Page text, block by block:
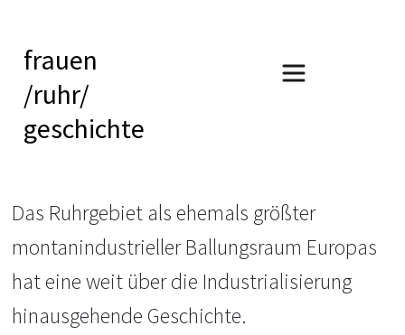
frauen
/ruhr/
geschichte
Das Ruhrgebiet als ehemals größter
montanindustrieller Ballungsraum Europas
hat eine weit über die Industrialisierung
hinausgehende Geschichte.